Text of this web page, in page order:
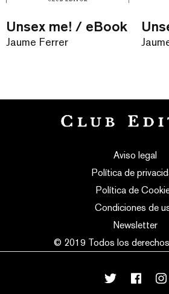
Unsex me! / eBook
Jaume Ferrer
Aviso legal
Política de
Política de
Condiciones de
Newsletter
© 2019 Todos los